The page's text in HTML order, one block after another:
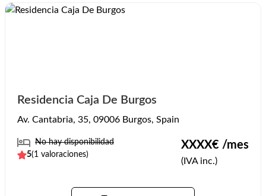
Residencia Caja De Burgos
Av. Cantabria, 35, 09006 Burgos, Spain
No hay disponibilidad
5(1 valoraciones)
XXXX€ /mes
(IVA inc.)